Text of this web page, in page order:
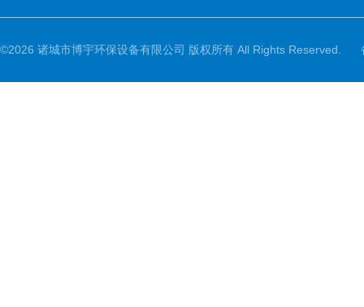
©2026 诸城市博宇环保设备有限公司 版权所有 All Rights Reserved.